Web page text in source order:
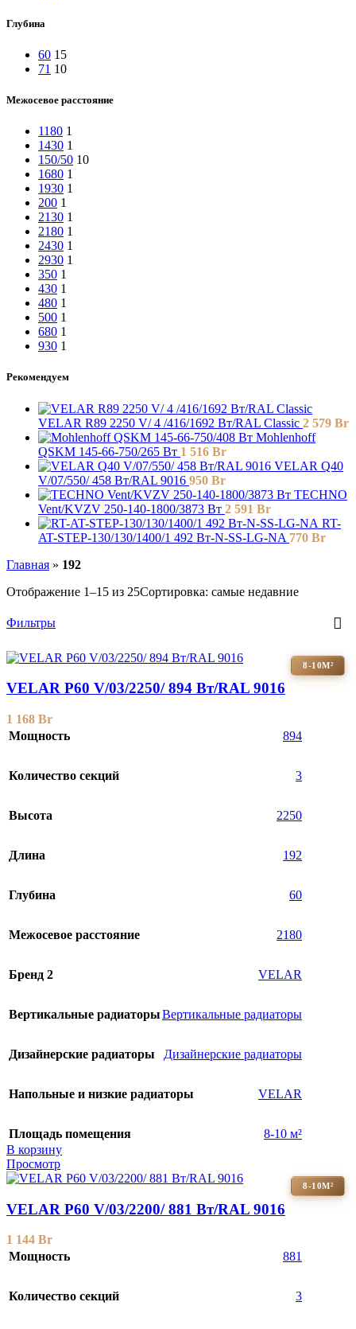
Глубина
60 15
71 10
Межосевое расстояние
1180 1
1430 1
150/50 10
1680 1
1930 1
200 1
2130 1
2180 1
2430 1
2930 1
350 1
430 1
480 1
500 1
680 1
930 1
Рекомендуем
VELAR R89 2250 V/ 4 /416/1692 Вт/RAL Classic 2 579 Br
Mohlenhoff
QSKM 145-66-750/265 Вт 1 516 Br
VELAR Q40
V/07/550/ 458 Bт/RAL 9016 950 Br
TECHNO
Vent/KVZV 250-140-1800/3873 Вт 2 591 Br
RT-
AT-STEP-130/130/1400/1 492 Вт-N-SS-LG-NA 770 Br
Главная » 192
Отображение 1–15 из 25Сортировка: самые недавние
Фильтры
8-10М²
VELAR P60 V/03/2250/ 894 Bт/RAL 9016
1 168 Br
Мощность
894
Количество секций 3
Высота 2250
Длина 192
Глубина 60
Межосевое расстояние 2180
Бренд 2 VELAR
Вертикальные радиаторыВертикальные радиаторы
Дизайнерские радиаторы Дизайнерские радиаторы
Напольные и низкие радиаторы VELAR
Площадь помещения
8-10 м²
В корзину
Просмотр
8-10М²
VELAR P60 V/03/2200/ 881 Bт/RAL 9016
1 144 Br
Мощность
881
Количество секций 3